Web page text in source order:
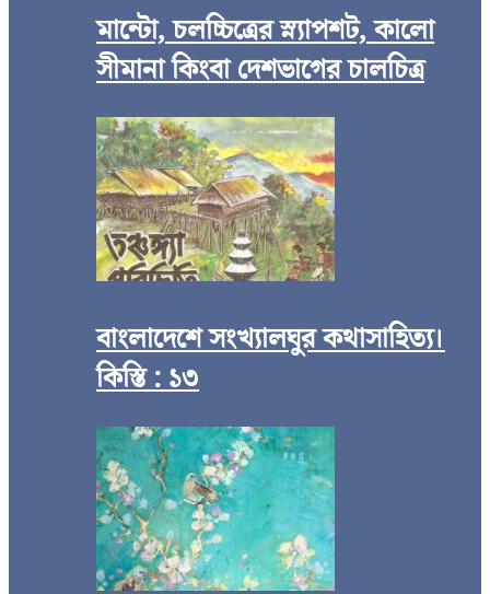
মান্টো, চলচ্চিত্রের স্ন্যাপশট, কালো
সীমানা কিংবা দেশভাগের চালচিত্র
বাংলাদেশে সংখ্যালঘুর কথাসাহিত্য।
কিস্তি : ১৩